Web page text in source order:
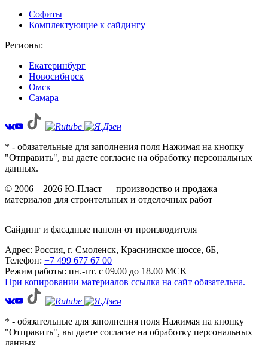
Софиты
Комплектующие к сайдингу
Регионы:
Екатеринбург
Новосибирск
Омск
Самара
* - обязательные для заполнения поля Нажимая на кнопку
"Отправить", вы даете согласие на обработку персональных
данных.
© 2006—2026 Ю-Пласт — производство и продажа
материалов для строительных и отделочных работ
Сайдинг и фасадные панели от производителя
Адрес: Россия, г. Смоленск, Краснинское шоссе, 6Б,
Телефон: +7 499 677 67 00
Режим работы: пн.-пт. с 09.00 до 18.00 MCK
При копировании материалов ссылка на сайт обязательна.
* - обязательные для заполнения поля Нажимая на кнопку
"Отправить", вы даете согласие на обработку персональных